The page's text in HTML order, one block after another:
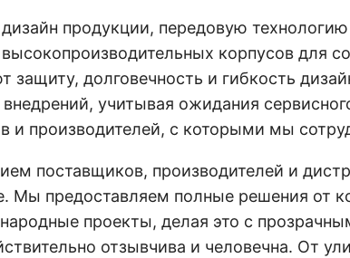
продукции, передовую
корпусов для
долговечность и гибкость
учитывая ожидания
и производителей, с которыми мы
поставщиков, производителей и
Мы предоставляем полные решения от
проекты, делая это с
отзывчива и человечна. От